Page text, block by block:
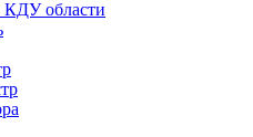
КДУ области